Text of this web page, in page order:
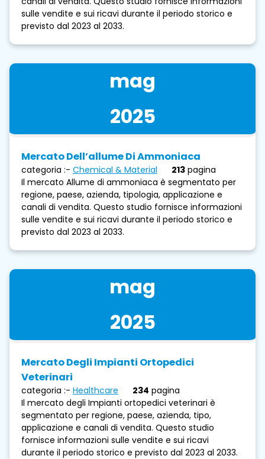
sulle vendite e sui ricavi durante il periodo storico e
previsto dal 2023 al 2033.
mag
2025
Mercato Dell’allume Di Ammoniaca
categoria :- Chemical & Material 213 pagina
Il mercato Allume di ammoniaca è segmentato per
regione, paese, azienda, tipologia, applicazione e
canali di vendita. Questo studio fornisce informazioni
sulle vendite e sui ricavi durante il periodo storico e
previsto dal 2023 al 2033.
mag
2025
Mercato Degli Impianti Ortopedici
Veterinari
categoria :- Healthcare 234 pagina
Il mercato degli Impianti ortopedici veterinari è
segmentato per regione, paese, azienda, tipo,
applicazione e canali di vendita. Questo studio
fornisce informazioni sulle vendite e sui ricavi
durante il periodo storico e previsto dal 2023 al 2033.